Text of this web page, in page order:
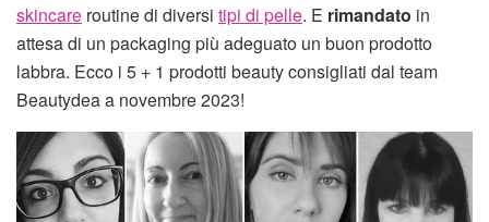
skincare routine di diversi tipi di pelle. E rimandato in
attesa di un packaging più adeguato un buon prodotto
labbra. Ecco i 5 + 1 prodotti beauty consigliati dal team
Beautydea a novembre 2023!